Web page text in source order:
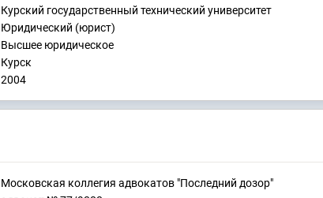
Курский государственный технический университет
Юридический (юрист)
Высшее юридическое
Курск
2004
Московская коллегия адвокатов "Последний дозор"